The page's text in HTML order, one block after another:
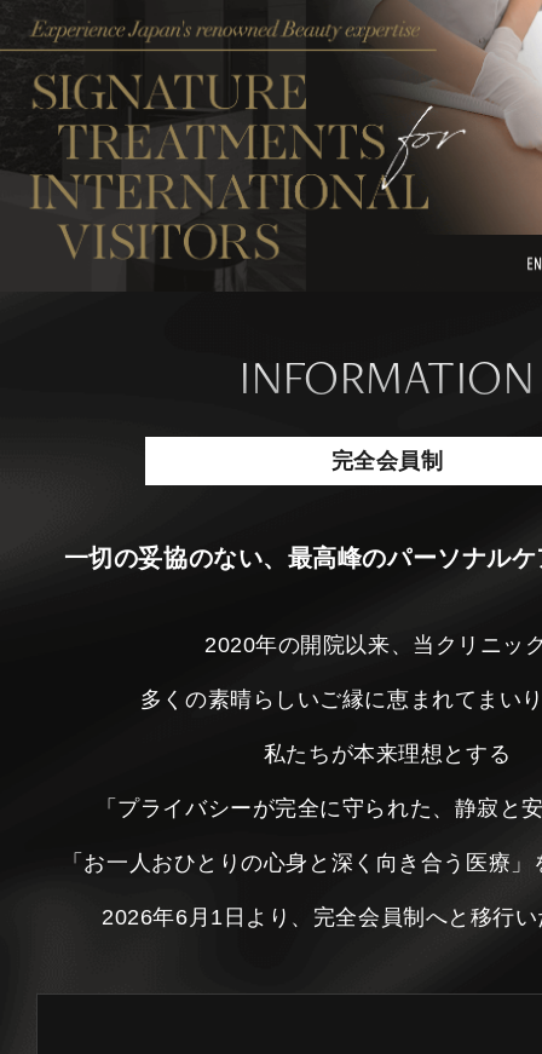
INFORMATION
完全会員制
一切の妥協のない、最高峰のパーソナル
2020年の開院以来、当クリニッ
多くの素晴らしいご縁に恵まれてまい
私たちが本来理想とする
「プライバシーが完全に守られた、静寂と
「お一人おひとりの心身と深く向き合う医療
2026年6月1日より、完全会員制へと移行